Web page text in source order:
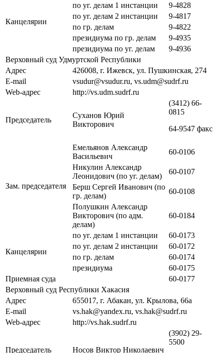
Канцелярии
по уг. делам 1 инстанции
9-4828
по уг. делам 2 инстанции
9-4817
по гр. делам
9-4822
президиума по гр. делам
9-4935
президиума по уг. делам
9-4936
Верховный суд Удмуртской Республики
Адрес
426008, г. Ижевск, ул. Пушкинская, 274
E-mail
vsudur@vsudur.ru, vs.udm@sudrf.ru
Web-адрес
http://vs.udm.sudrf.ru
Председатель
Суханов Юрий
Викторович
(3412) 66-
0815
64-9547 факс
Зам. председателя
Емельянов Александр
Васильевич
60-0106
Никулин Александр
Леонидович (по уг. делам)
60-0107
Берш Сергей Иванович (по
гр. делам)
60-0108
Полушкин Александр
Викторович (по адм.
делам)
60-0184
Канцелярии
по уг. делам 1 инстанции
60-0173
по уг. делам 2 инстанции
60-0172
по гр. делам
60-0174
президиума
60-0175
Приемная суда
60-0177
Верховный суд Республики Хакасия
Адрес
655017, г. Абакан, ул. Крылова, 66а
E-mail
vs.hak@yandex.ru, vs.hak@sudrf.ru
Web-адрес
http://vs.hak.sudrf.ru
Председатель Носов Виктор Николаевич
(3902) 29-
5500